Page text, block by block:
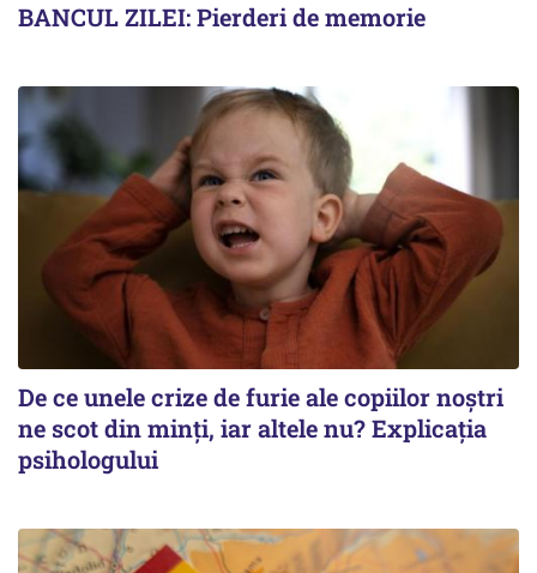
BANCUL ZILEI: Pierderi de memorie
De ce unele crize de furie ale copiilor noștri
ne scot din minți, iar altele nu? Explicația
psihologului